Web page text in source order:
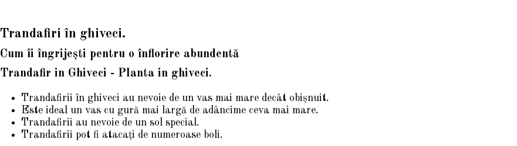
Trandafiri în ghiveci.
Cum îi îngrijești pentru o înflorire abundentă
Trandafir in Ghiveci - Planta in ghiveci.
Trandafirii în ghiveci au nevoie de un vas mai mare decât obișnuit.
Este ideal un vas cu gură mai largă de adâncime ceva mai mare.
Trandafirii au nevoie de un sol special.
Trandafirii pot fi atacați de numeroase boli.